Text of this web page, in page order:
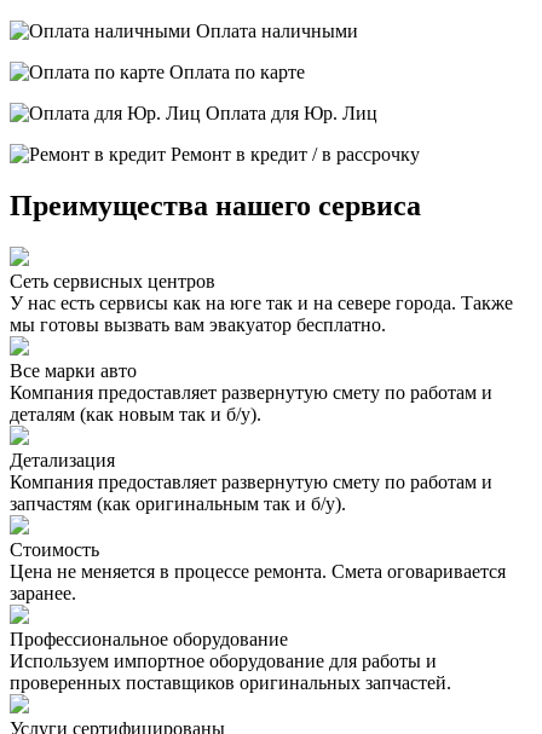
Оплата наличными
Оплата по карте
Оплата для Юр. Лиц
Ремонт в кредит / в рассрочку
Преимущества нашего сервиса
Сеть сервисных центров
У нас есть сервисы как на юге так и на севере города. Также
мы готовы вызвать вам эвакуатор бесплатно.
Все марки авто
Компания предоставляет развернутую смету по работам и
деталям (как новым так и б/у).
Детализация
Компания предоставляет развернутую смету по работам и
запчастям (как оригинальным так и б/у).
Стоимость
Цена не меняется в процессе ремонта. Смета оговаривается
заранее.
Профессиональное оборудование
Используем импортное оборудование для работы и
проверенных поставщиков оригинальных запчастей.
Услуги сертифицированы